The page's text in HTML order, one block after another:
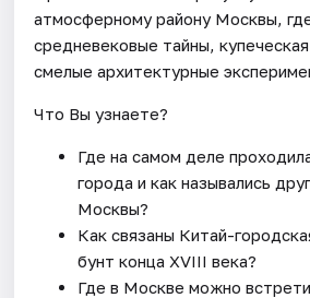
атмосферному району Москвы,
средневековые тайны,
смелые архитектурные
Что Вы узнаете?
Где на самом деле
города и как назывались
Москвы?
Как связаны Китай-
бунт конца XVIII века?
Где в Москве можно